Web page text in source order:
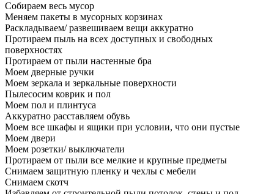
Собираем весь мусор
Меняем пакеты в мусорных корзинах
Раскладываем/ развешиваем вещи аккуратно
Протираем пыль на всех доступных и свободных
поверхностях
Протираем от пыли настенные бра
Моем дверные ручки
Моем зеркала и зеркальные поверхности
Пылесосим коврик и пол
Моем пол и плинтуса
Аккуратно расставляем обувь
Моем все шкафы и ящики при условии, что они пустые
Моем двери
Моем розетки/ выключатели
Протираем от пыли все мелкие и крупные предметы
Снимаем защитную пленку и чехлы с мебели
Снимаем скотч